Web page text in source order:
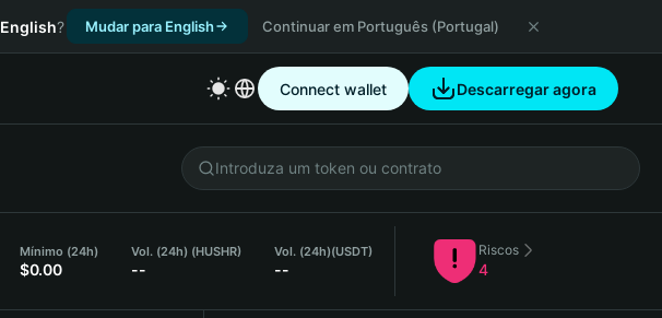
English? Mudar para English Continuar em Português (Portugal)
Connect wallet Descarregar agora
Mínimo (24h)
$0.00
Vol. (24h) (HUSHR)
--
Vol. (24h)(USDT)
--
Riscos
4